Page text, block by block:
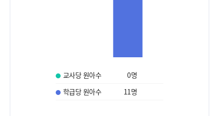
교사당 원아수 0명
학급당 원아수
11명